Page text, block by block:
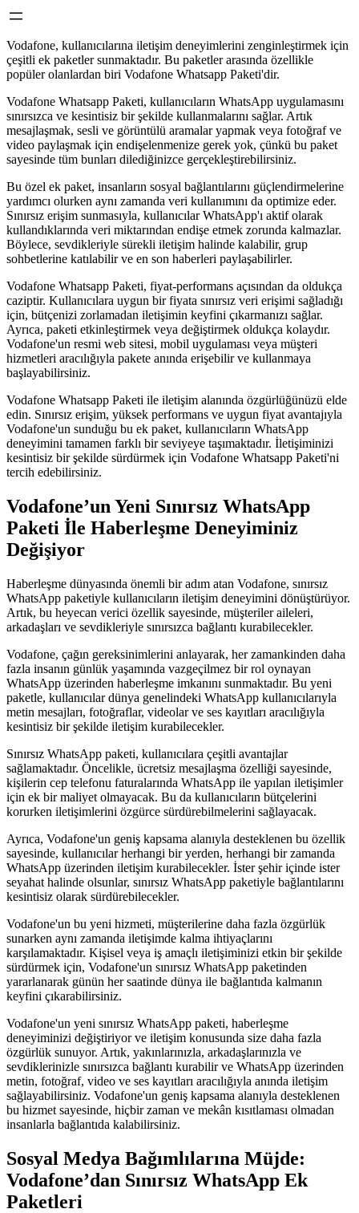
Vodafone, kullanıcılarına iletişim deneyimlerini zenginleştirmek için
çeşitli ek paketler sunmaktadır. Bu paketler arasında özellikle
popüler olanlardan biri Vodafone Whatsapp Paketi'dir.
Vodafone Whatsapp Paketi, kullanıcıların WhatsApp uygulamasını
sınırsızca ve kesintisiz bir şekilde kullanmalarını sağlar. Artık
mesajlaşmak, sesli ve görüntülü aramalar yapmak veya fotoğraf ve
video paylaşmak için endişelenmenize gerek yok, çünkü bu paket
sayesinde tüm bunları dilediğinizce gerçekleştirebilirsiniz.
Bu özel ek paket, insanların sosyal bağlantılarını güçlendirmelerine
yardımcı olurken aynı zamanda veri kullanımını da optimize eder.
Sınırsız erişim sunmasıyla, kullanıcılar WhatsApp'ı aktif olarak
kullandıklarında veri miktarından endişe etmek zorunda kalmazlar.
Böylece, sevdikleriyle sürekli iletişim halinde kalabilir, grup
sohbetlerine katılabilir ve en son haberleri paylaşabilirler.
Vodafone Whatsapp Paketi, fiyat-performans açısından da oldukça
caziptir. Kullanıcılara uygun bir fiyata sınırsız veri erişimi sağladığı
için, bütçenizi zorlamadan iletişimin keyfini çıkarmanızı sağlar.
Ayrıca, paketi etkinleştirmek veya değiştirmek oldukça kolaydır.
Vodafone'un resmi web sitesi, mobil uygulaması veya müşteri
hizmetleri aracılığıyla pakete anında erişebilir ve kullanmaya
başlayabilirsiniz.
Vodafone Whatsapp Paketi ile iletişim alanında özgürlüğünüzü elde
edin. Sınırsız erişim, yüksek performans ve uygun fiyat avantajıyla
Vodafone'un sunduğu bu ek paket, kullanıcıların WhatsApp
deneyimini tamamen farklı bir seviyeye taşımaktadır. İletişiminizi
kesintisiz bir şekilde sürdürmek için Vodafone Whatsapp Paketi'ni
tercih edebilirsiniz.
Vodafone’un Yeni Sınırsız WhatsApp
Paketi İle Haberleşme Deneyiminiz
Değişiyor
Haberleşme dünyasında önemli bir adım atan Vodafone, sınırsız
WhatsApp paketiyle kullanıcıların iletişim deneyimini dönüştürüyor.
Artık, bu heyecan verici özellik sayesinde, müşteriler aileleri,
arkadaşları ve sevdikleriyle sınırsızca bağlantı kurabilecekler.
Vodafone, çağın gereksinimlerini anlayarak, her zamankinden daha
fazla insanın günlük yaşamında vazgeçilmez bir rol oynayan
WhatsApp üzerinden haberleşme imkanını sunmaktadır. Bu yeni
paketle, kullanıcılar dünya genelindeki WhatsApp kullanıcılarıyla
metin mesajları, fotoğraflar, videolar ve ses kayıtları aracılığıyla
kesintisiz bir şekilde iletişim kurabilecekler.
Sınırsız WhatsApp paketi, kullanıcılara çeşitli avantajlar
sağlamaktadır. Öncelikle, ücretsiz mesajlaşma özelliği sayesinde,
kişilerin cep telefonu faturalarında WhatsApp ile yapılan iletişimler
için ek bir maliyet olmayacak. Bu da kullanıcıların bütçelerini
korurken iletişimlerini özgürce sürdürebilmelerini sağlayacak.
Ayrıca, Vodafone'un geniş kapsama alanıyla desteklenen bu özellik
sayesinde, kullanıcılar herhangi bir yerden, herhangi bir zamanda
WhatsApp üzerinden iletişim kurabilecekler. İster şehir içinde ister
seyahat halinde olsunlar, sınırsız WhatsApp paketiyle bağlantılarını
kesintisiz olarak sürdürebilecekler.
Vodafone'un bu yeni hizmeti, müşterilerine daha fazla özgürlük
sunarken aynı zamanda iletişimde kalma ihtiyaçlarını
karşılamaktadır. Kişisel veya iş amaçlı iletişiminizi etkin bir şekilde
sürdürmek için, Vodafone'un sınırsız WhatsApp paketinden
yararlanarak günün her saatinde dünya ile bağlantıda kalmanın
keyfini çıkarabilirsiniz.
Vodafone'un yeni sınırsız WhatsApp paketi, haberleşme
deneyiminizi değiştiriyor ve iletişim konusunda size daha fazla
özgürlük sunuyor. Artık, yakınlarınızla, arkadaşlarınızla ve
sevdiklerinizle sınırsızca bağlantı kurabilir ve WhatsApp üzerinden
metin, fotoğraf, video ve ses kayıtları aracılığıyla anında iletişim
sağlayabilirsiniz. Vodafone'un geniş kapsama alanıyla desteklenen
bu hizmet sayesinde, hiçbir zaman ve mekân kısıtlaması olmadan
insanlarla bağlantıda kalabilirsiniz.
Sosyal Medya Bağımlılarına Müjde:
Vodafone’dan Sınırsız WhatsApp Ek
Paketleri